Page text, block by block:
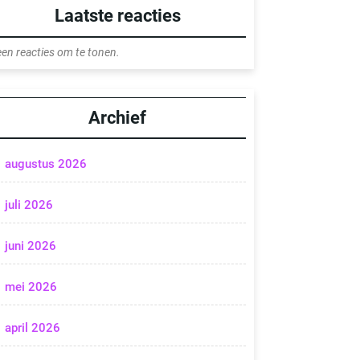
Laatste reacties
reacties om te tonen.
Archief
augustus 2026
juli 2026
juni 2026
mei 2026
april 2026